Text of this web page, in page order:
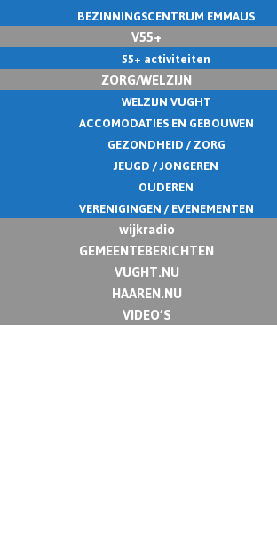
BEZINNINGSCENTRUM EMMAUS
V55+
55+ activiteiten
ZORG/WELZIJN
WELZIJN VUGHT
ACCOMODATIES EN GEBOUWEN
GEZONDHEID / ZORG
JEUGD / JONGEREN
OUDEREN
VERENIGINGEN / EVENEMENTEN
wijkradio
GEMEENTEBERICHTEN
VUGHT.NU
HAAREN.NU
VIDEO’S